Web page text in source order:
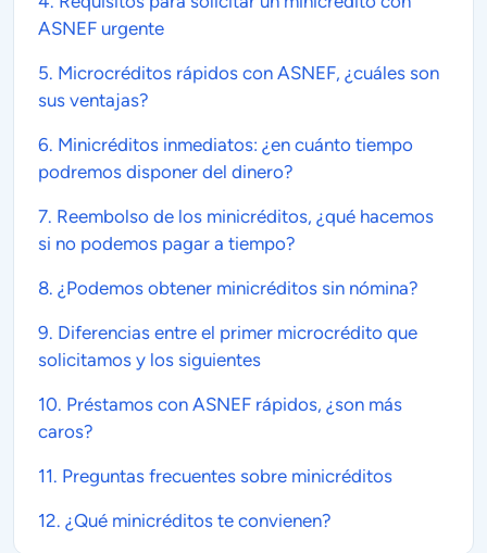
ASNEF urgente
5. Microcréditos rápidos con ASNEF, ¿cuáles son
sus ventajas?
6. Minicréditos inmediatos: ¿en cuánto tiempo
podremos disponer del dinero?
7. Reembolso de los minicréditos, ¿qué hacemos
si no podemos pagar a tiempo?
8. ¿Podemos obtener minicréditos sin nómina?
9. Diferencias entre el primer microcrédito que
solicitamos y los siguientes
10. Préstamos con ASNEF rápidos, ¿son más
caros?
11. Preguntas frecuentes sobre minicréditos
12. ¿Qué minicréditos te convienen?